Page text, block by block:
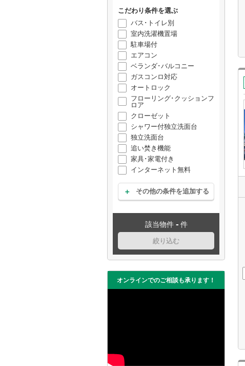
こだわり条件を選ぶ
バス･トイレ別
室内洗濯機置場
駐車場付
エアコン
ベランダ･バルコニー
ガスコンロ対応
オートロック
フローリング･クッションフ
ロア
クローゼット
シャワー付独立洗面台
独立洗面台
追い焚き機能
家具･家電付き
インターネット無料
その他の条件を追加する
該当物件 - 件
絞り込む
オンラインでのご相談も承ります！